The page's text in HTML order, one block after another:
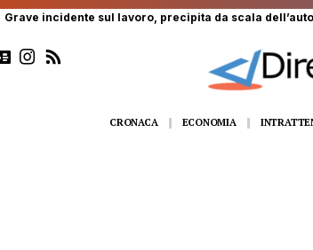
Grave incidente sul lavoro, precipita da scala
CRONACA ECONOMIA